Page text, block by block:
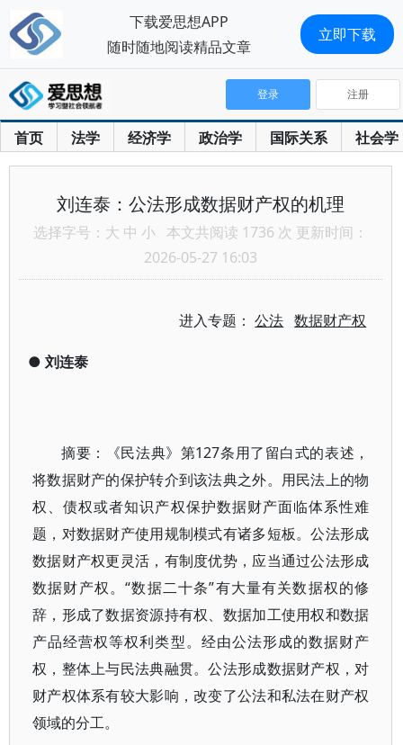
首页 法学 经济学 政治学 国际关系 社会学
登录 注册
刘连泰：公法形成数据财产权的机理
选择字号： 大 中 小 本文共阅读 1736 次 更新时间：
2026-05-27 16:03
进入专题：公法 数据财产权
● 刘连泰
摘要：《民法典》第127条用了留白式的表述，
将数据财产的保护转介到该法典之外。用民法上的物
权、债权或者知识产权保护数据财产面临体系性难
题，对数据财产使用规制模式有诸多短板。公法形成
数据财产权更灵活，有制度优势，应当通过公法形成
数据财产权。“数据二十条”有大量有关数据权的修
辞，形成了数据资源持有权、数据加工使用权和数据
产品经营权等权利类型。经由公法形成的数据财产
权，整体上与民法典融贯。公法形成数据财产权，对
财产权体系有较大影响，改变了公法和私法在财产权
领域的分工。
下载爱思想APP
随时随地阅读精品文章
立即下载